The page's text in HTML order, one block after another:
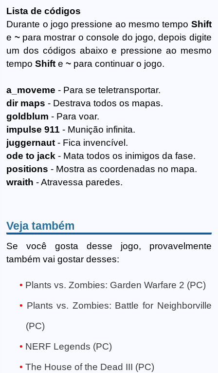
Lista de códigos
Durante o jogo pressione ao mesmo tempo Shift
e ~para mostrar o console do jogo, depois digite
um dos códigos abaixo e pressione ao mesmo
tempoShift e~ para continuar o jogo.
a_moveme - Para se teletransportar.
dir maps - Destrava todos os mapas.
goldblum - Para voar.
impulse 911 - Munição infinita.
juggernaut - Fica invencível.
ode to jack - Mata todos os inimigos da fase.
positions - Mostra as coordenadas no mapa.
wraith - Atravessa paredes.
Veja também
Se você gosta desse jogo, provavelmente
também vai gostar desses:
Plants vs. Zombies: Garden Warfare 2 (PC)
Plants vs. Zombies: Battle for Neighborville
(PC)
NERF Legends (PC)
The House of the Dead III (PC)